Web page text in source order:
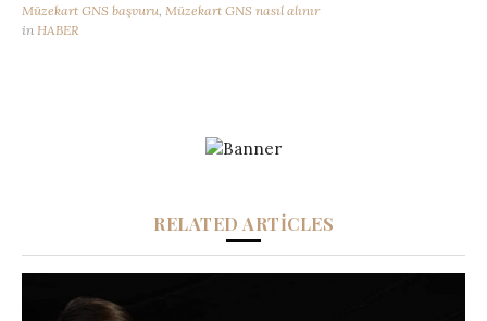
Müzekart GNS başvuru Müzekart GNS nasıl alınır
in HABER
RELATED ARTICLES